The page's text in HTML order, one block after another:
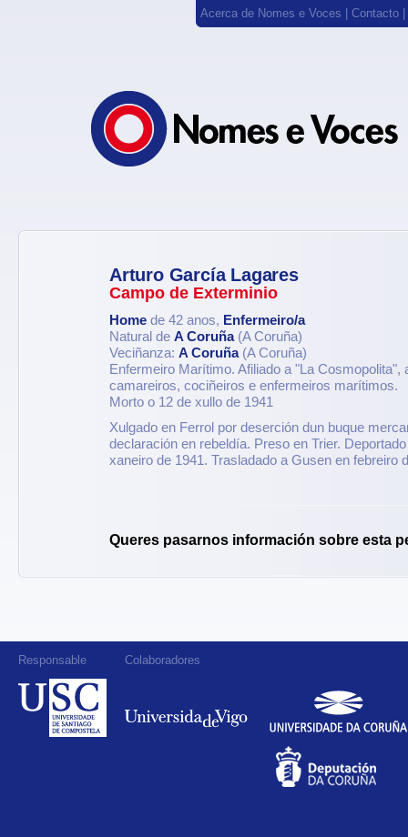
Acerca de Nomes e Voces Contacto
Arturo García Lagares
Campo de Exterminio
Home de 42 anos, Enfermeiro/a
Natural de A Coruña(A Coruña)
Veciñanza: A Coruña(A Coruña)
Enfermeiro Marítimo. Afiliado a "La Cosmopolita",
camareiros, cociñeiros e enfermeiros marítimos.
Morto o 12 de xullo de 1941
Xulgado en Ferrol por deserción dun buque
declaración en rebeldía. Preso en Trier.
xaneiro de 1941. Trasladado a Gusen en febreiro
Queres pasarnos información sobre esta
Responsable Colaboradores